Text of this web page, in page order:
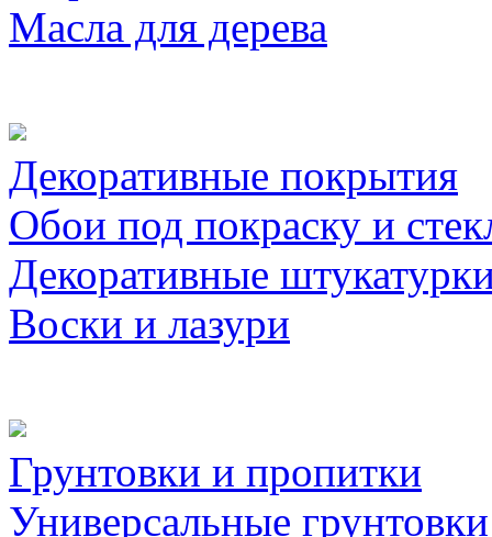
Масла для дерева
Декоративные покрытия
Обои под покраску и
Декоративные
Воски и лазури
Грунтовки и пропитки
Универсальные грунтовки